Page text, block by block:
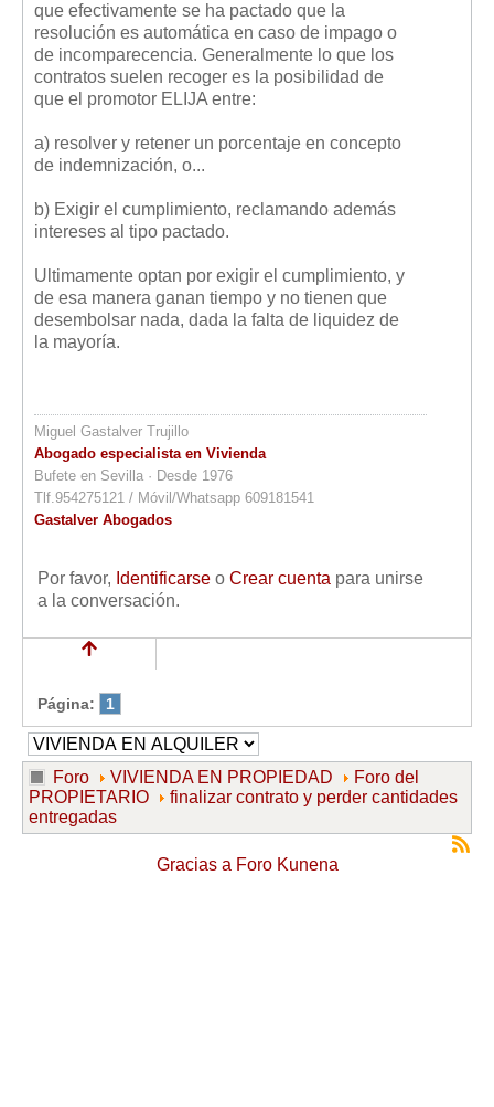
que efectivamente se ha pactado que la
resolución es automática en caso de impago o
de incomparecencia. Generalmente lo que los
contratos suelen recoger es la posibilidad de
que el promotor ELIJA entre:
a) resolver y retener un porcentaje en concepto
de indemnización, o...
b) Exigir el cumplimiento, reclamando además
intereses al tipo pactado.
Ultimamente optan por exigir el cumplimiento, y
de esa manera ganan tiempo y no tienen que
desembolsar nada, dada la falta de liquidez de
la mayoría.
Miguel Gastalver Trujillo
Abogado especialista en Vivienda
Bufete en Sevilla · Desde 1976
Tlf.954275121 / Móvil/Whatsapp 609181541
Gastalver Abogados
Por favor, Identificarse o Crear cuenta para unirse
a la conversación.
Página: 1
Foro VIVIENDA EN PROPIEDAD
Foro del
PROPIETARIO
finalizar contrato y perder cantidades
entregadas
Gracias a Foro Kunena